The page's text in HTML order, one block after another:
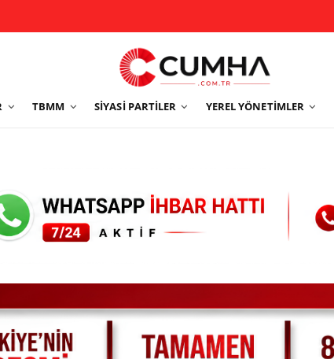
TBMM SIYASI PARTILER YEREL YÖNETIMLER